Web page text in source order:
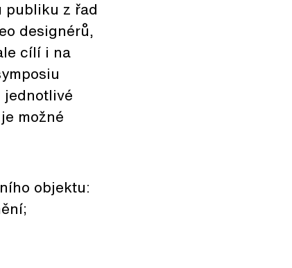
publiku z řad
designérů,
cílí i na
jednotlivé
možné
objektu: